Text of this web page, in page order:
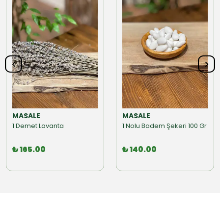
MASALE
1 Demet Lavanta
₺ 165.00
MASALE
1 Nolu Badem Şekeri 100 Gr
₺ 140.00